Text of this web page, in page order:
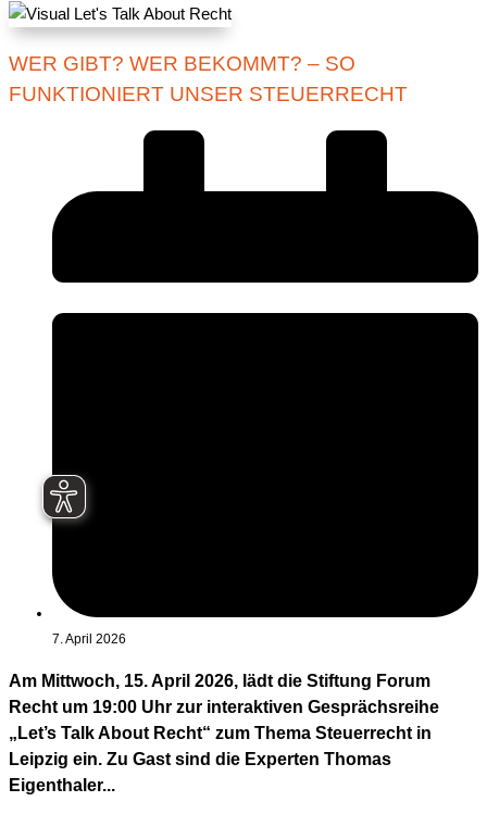
WER GIBT? WER BEKOMMT? – SO
FUNKTIONIERT UNSER STEUERRECHT
7. April 2026
Am Mittwoch, 15. April 2026, lädt die Stiftung Forum
Recht um 19:00 Uhr zur interaktiven Gesprächsreihe
„Let’s Talk About Recht“ zum Thema Steuerrecht in
Leipzig ein. Zu Gast sind die Experten Thomas
Eigenthaler...